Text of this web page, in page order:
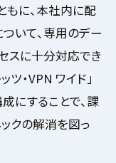
に、本社内に配
いて、専用のデー
スに十分対応でき
ツ・VPN ワイド」
にすることで、課
クの解消を図っ